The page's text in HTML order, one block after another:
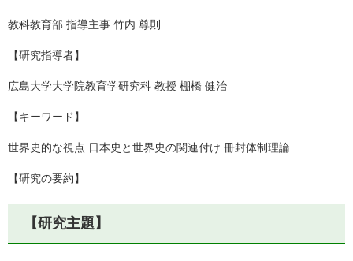
教科教育部 指導主事 竹内 尊則
【研究指導者】
広島大学大学院教育学研究科 教授 棚橋 健治
【キーワード】
世界史的な視点 日本史と世界史の関連付け 冊封体制理論
【研究の要約】
【研究主題】